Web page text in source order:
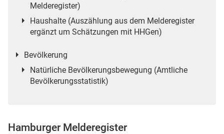
Melderegister)
Haushalte (Auszählung aus dem Melderegister
ergänzt um Schätzungen mit HHGen)
Bevölkerung
Natürliche Bevölkerungsbewegung (Amtliche
Bevölkerungsstatistik)
Hamburger Melderegister